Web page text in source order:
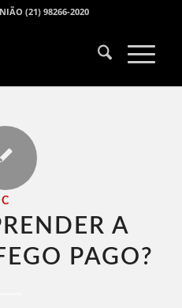
(21) 98266-2020
C
A
PAGO​?